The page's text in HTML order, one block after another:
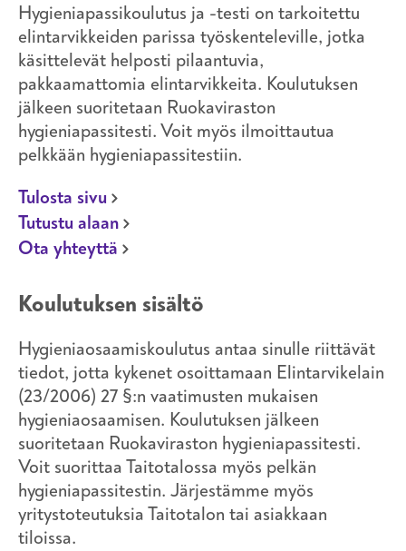
Hygieniapassikoulutus ja -testi on tarkoitettu
elintarvikkeiden parissa työskenteleville, jotka
käsittelevät helposti pilaantuvia,
pakkaamattomia elintarvikkeita. Koulutuksen
jälkeen suoritetaan Ruokaviraston
hygieniapassitesti. Voit myös ilmoittautua
pelkkään hygieniapassitestiin.
Tulosta sivu
Tutustu alaan
Ota yhteyttä
Koulutuksen sisältö
Hygieniaosaamiskoulutus antaa sinulle riittävät
tiedot, jotta kykenet osoittamaan Elintarvikelain
(23/2006) 27 §:n vaatimusten mukaisen
hygieniaosaamisen. Koulutuksen jälkeen
suoritetaan Ruokaviraston hygieniapassitesti.
Voit suorittaa Taitotalossa myös pelkän
hygieniapassitestin. Järjestämme myös
yritystoteutuksia Taitotalon tai asiakkaan
tiloissa.